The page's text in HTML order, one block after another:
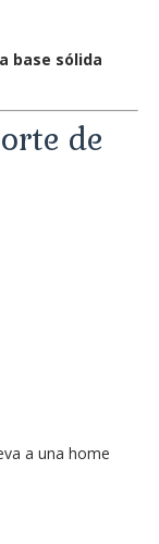
base sólida
de
a una home